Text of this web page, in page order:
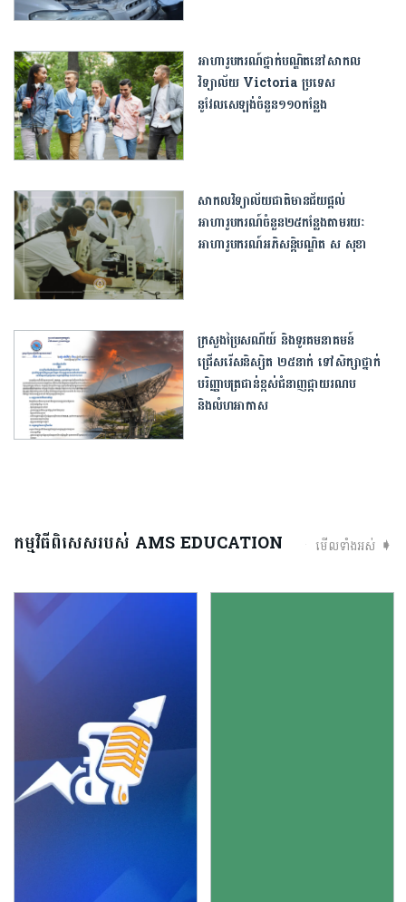
អាហារូបករណ៍ថ្នាក់បណ្ឌិតនៅសាកល
វិទ្យាល័យ Victoria ប្រទេស
នូវែលសេឡង់ចំនួន១១០កន្លែង
សាកលវិទ្យាល័យជាតិមានជ័យផ្ដល់
អាហារូបករណ៍ចំនួន២៥កន្លែងតាមរយៈ
អាហារូបករណ៍អភិសន្តិបណ្ឌិត ស​ សុខា
ក្រសួងប្រៃសណីយ៍ និងទូរគមនាគមន៍
ជ្រើសរើសនិស្សិត ២៥នាក់ ទៅសិក្សាថ្នាក់
បរិញ្ញាបត្រជាន់ខ្ពស់ជំនាញផ្កាយរណប
និងលំហអាកាស
កម្មវិធីពិសេសរបស់ AMS EDUCATION មើលទាំងអស់ ➧